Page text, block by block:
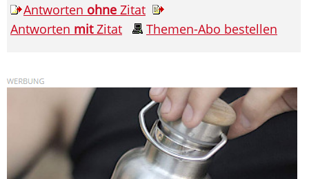
Antworten ohne Zitat
Antworten mitZitat Themen-Abo bestellen